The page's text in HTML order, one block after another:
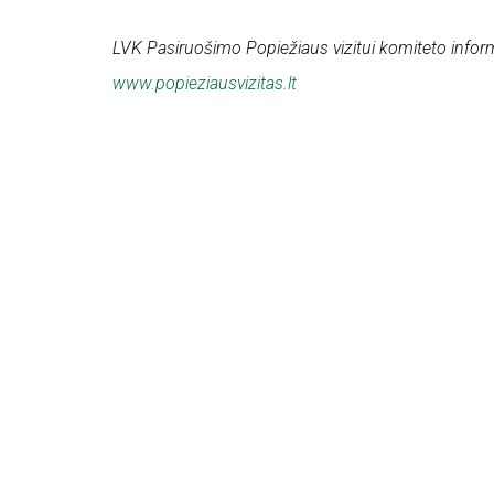
LVK Pasiruošimo Popiežiaus vizitui komiteto
www.popieziausvizitas.lt